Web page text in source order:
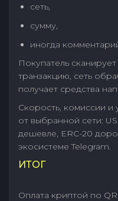
сеть,
сумму,
иногда
Покупатель
транзакцию, сеть
получает средства
Скорость, комиссии и
от выбранной сети:
дешевле, ERC-20
экосистеме Telegram.
ИТОГ
Оплата криптой по